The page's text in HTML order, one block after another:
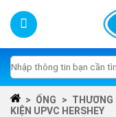
Skip
content
Tìm
kiếm:
> ỐNG > THƯƠNG
KIỆN UPVC HERSHEY